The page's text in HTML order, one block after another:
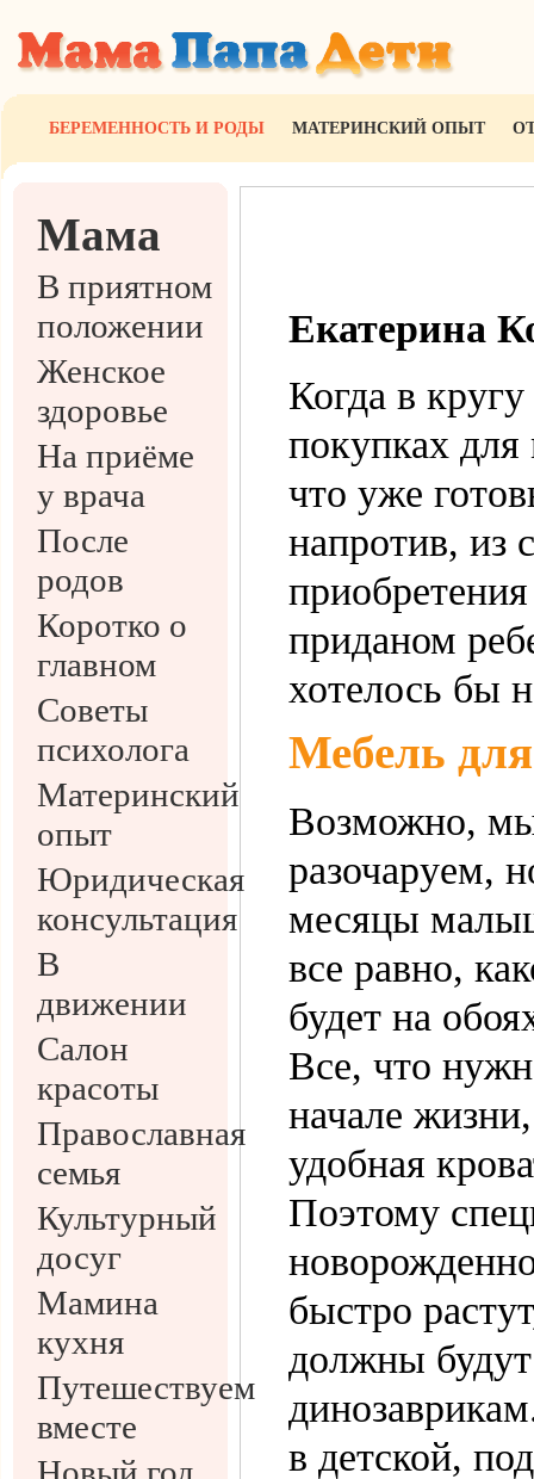
БЕРЕМЕННОСТЬ И РОДЫ МАТЕРИНСКИЙ ОПЫТ
Мама
В приятном
положении
Женское
здоровье
На приёме
у врача
После
родов
Коротко о
главном
Советы
психолога
Материнский
опыт
Юридическая
консультация
В
движении
Салон
красоты
Православная
семья
Культурный
досуг
Мамина
кухня
Путешествуем
вместе
Екатерина
Когда в
покупках
что уже
напротив, из
приданом
хотелось бы
Мебель
Возможно,
разочаруем,
месяцы
все равно,
будет на
Все, что
начале
удобная
Поэтому
быстро
должны
в детской,